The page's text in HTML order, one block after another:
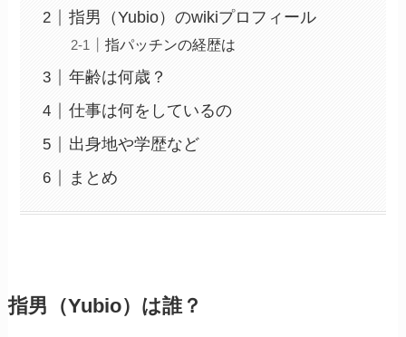
指男（Yubio）のwikiプロフィール
指パッチンの経歴は
年齢は何歳？
仕事は何をしているの
出身地や学歴など
まとめ
指男（Yubio）は誰？